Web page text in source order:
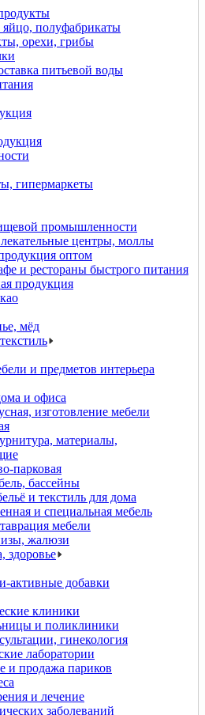
полуфабрикаты
орехи, грибы
питьевой воды
гипермаркеты
промышленности
центры, моллы
оптом
и рестораны быстрого питания
продукция
мёд
и предметов интерьера
и офиса
изготовление мебели
материалы,
парковая
бассейны
и текстиль для дома
и специальная мебель
мебели
жалюзи
здоровье
активные добавки
клиники
и поликлиники
гинекология
лаборатории
и продажа париков
и лечение
заболеваний